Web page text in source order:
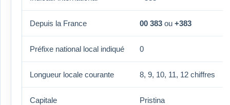
Depuis la France 00 383 ou +383
Préfixe national local indiqué 0
Longueur locale courante 8, 9, 10, 11, 12 chiffres
Capitale Pristina